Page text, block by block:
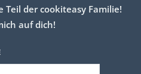
der cookiteasy Familie!
auf dich!